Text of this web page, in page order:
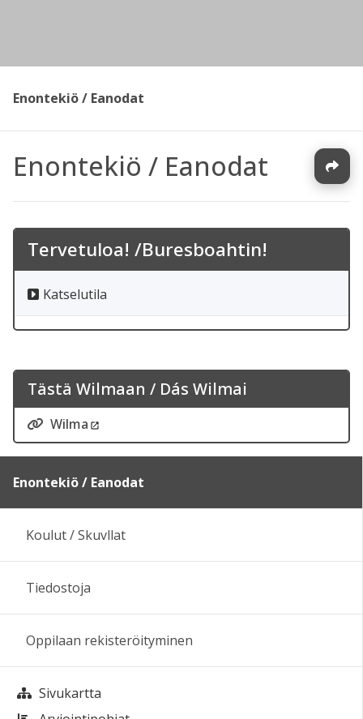
Enontekiö / Eanodat
Enontekiö / Eanodat
Tervetuloa! /Buresboahtin!
Katselutila
Tästä Wilmaan / Dás Wilmai
Wilma
Enontekiö / Eanodat
Koulut / Skuvllat
Tiedostoja
Oppilaan rekisteröityminen
Sivukartta